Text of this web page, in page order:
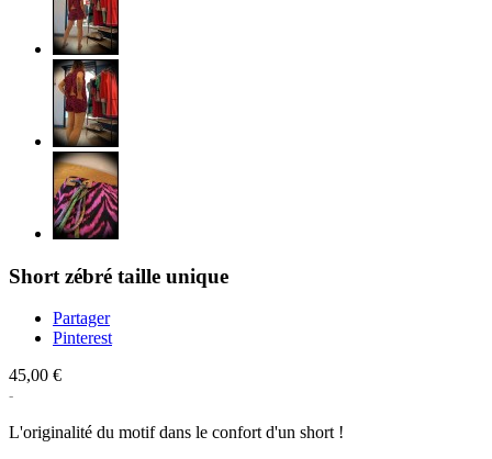
Short zébré taille unique
Partager
Pinterest
45,00 €
L'originalité du motif dans le confort d'un short !